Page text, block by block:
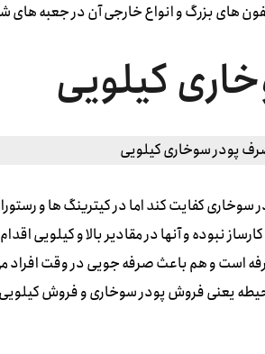
های بزرگ و انواع خارجی آن در جعبه
کیلویی
کفایت کند اما در کیترینگ ها و
نبوده و آنها در مقادیر بالا و کیلویی
است و هم باعث صرفه جویی در وقت افراد
یعنی فروش پودر سوخاری و فروش